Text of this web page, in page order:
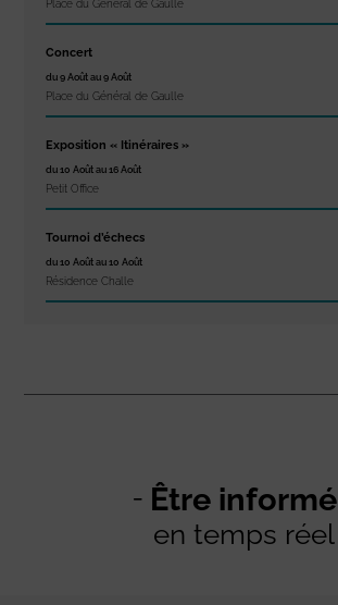
Place du Général de Gaulle
Concert
du 9 Août au 9 Août
Place du Général de Gaulle
Exposition « Itinéraires »
du 10 Août au 16 Août
Petit Office
Tournoi d’échecs
du 10 Août au 10 Août
Résidence Challe
Être informé
en temps réel